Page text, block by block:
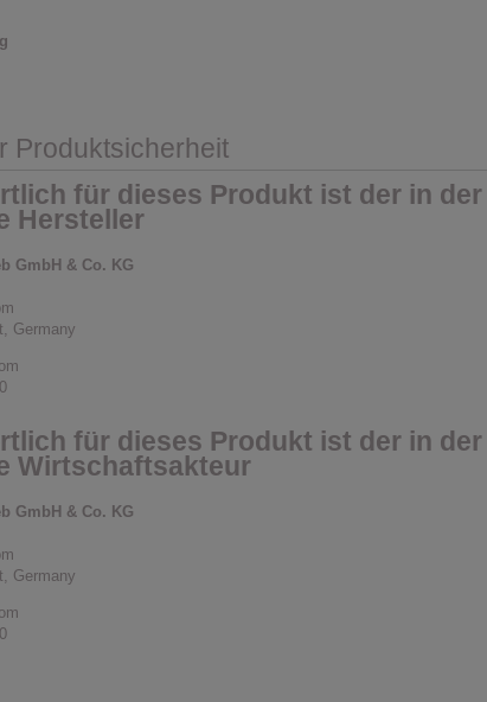
Produktsicherheit
für dieses Produkt ist der in der
Hersteller
GmbH & Co. KG
Germany
für dieses Produkt ist der in der
Wirtschaftsakteur
GmbH & Co. KG
Germany